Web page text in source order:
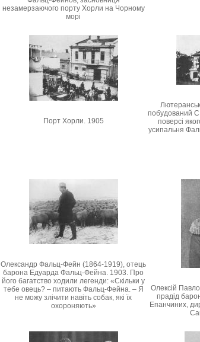
незамерзаючого порту Хорли на Чорному
морі
Порт Хорли. 1905
побудований
поверсі
усипальня
Олександр Фальц-Фейн (1864-1919), отець
барона Едуарда Фальц-Фейна. 1903. Про
його багатство ходили легенди: «Скільки у
тебе овець? – питають Фальц-Фейна. – Я
не можу злічити навіть собак, які їх
охороняють»
Олексій
прадід
Епанчиних,